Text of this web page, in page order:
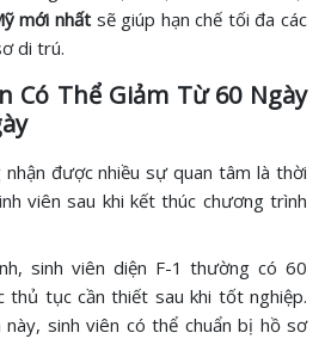
mới nhất sẽ giúp hạn chế tối đa các
di trú.
Có Thể Giảm Từ 60 Ngày
được nhiều sự quan tâm là thời
viên sau khi kết thúc chương trình
sinh viên diện F-1 thường có 60
thủ tục cần thiết sau khi tốt nghiệp.
sinh viên có thể chuẩn bị hồ sơ